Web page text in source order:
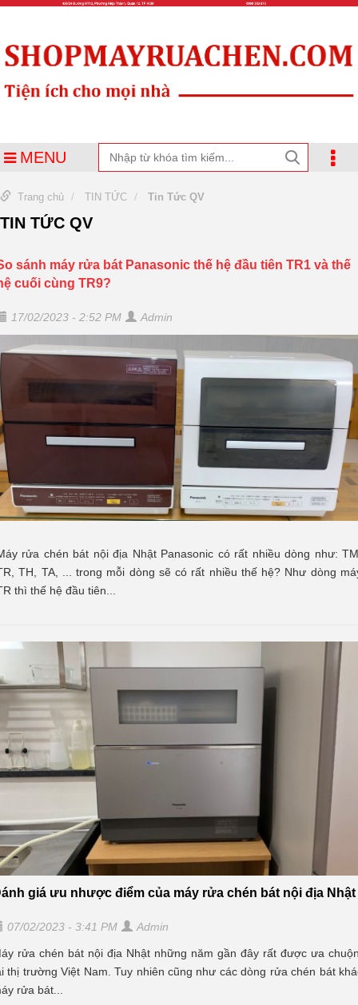
MENU
Trang chủ TIN TỨC Tin Tức QV
TIN TỨC QV
sánh máy rửa bát Panasonic thế hệ đầu tiên TR1 và thế
cuối cùng TR9?
17/02/2023 - 2:52 PM Admin
rửa chén bát nội địa Nhật Panasonic có rất nhiều dòng như:
TH, TA, ... trong mỗi dòng sẽ có rất nhiều thế hệ? Như dòng
thì thế hệ đầu tiên...
giá ưu nhược điểm của máy rửa chén bát nội địa Nhật
07/02/2023 - 3:41 PM Admin
rửa chén bát nội địa Nhật những năm gần đây rất được ưa
thị trường Việt Nam. Tuy nhiên cũng như các dòng rửa chén bát
rửa bát...